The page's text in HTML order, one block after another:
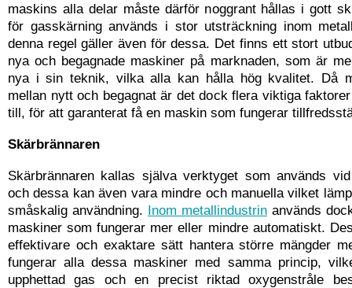
maskins alla delar måste därför noggrant hållas i gott
för gasskärning används i stor utsträckning inom
denna regel gäller även för dessa. Det finns ett stort
nya och begagnade maskiner på marknaden, som är
nya i sin teknik, vilka alla kan hålla hög kvalitet. Då
mellan nytt och begagnat är det dock flera viktiga
till, för att garanterat få en maskin som fungerar
Skärbrännaren
Skärbrännaren kallas själva verktyget som används
och dessa kan även vara mindre och manuella vilket
småskalig användning. Inom metallindustrin används
maskiner som fungerar mer eller mindre automatiskt.
effektivare och exaktare sätt hantera större mängder
fungerar alla dessa maskiner med samma princip,
upphettad gas och en precist riktad oxygenstråle